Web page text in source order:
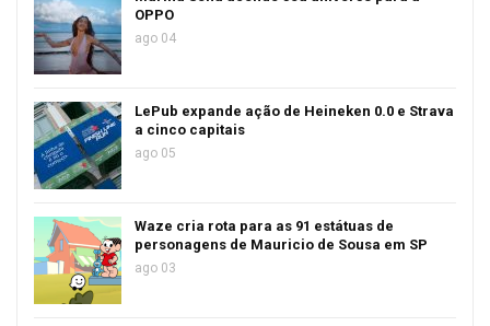
OPPO
ago 04
LePub expande ação de Heineken 0.0 e Strava
a cinco capitais
ago 05
Waze cria rota para as 91 estátuas de
personagens de Mauricio de Sousa em SP
ago 03